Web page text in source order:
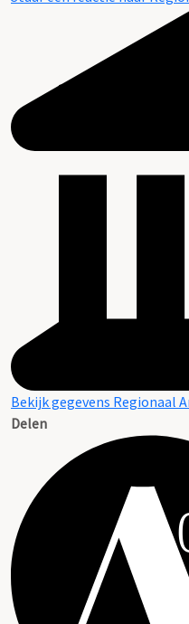
Bekijk gegevens Regionaal
Delen